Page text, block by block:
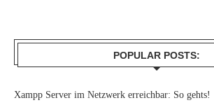
POPULAR POSTS:
Xampp Server im Netzwerk erreichbar: So gehts!